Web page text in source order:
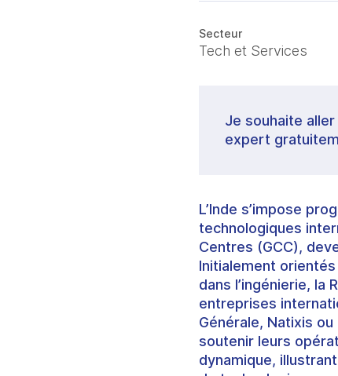
Secteur
Tech et Services
Je souhaite
expert
L’Inde s’impose
technologiques
Centres (GCC),
Initialement
dans l’ingénierie, la
entreprises
Générale, Natixis
soutenir leurs
dynamique,